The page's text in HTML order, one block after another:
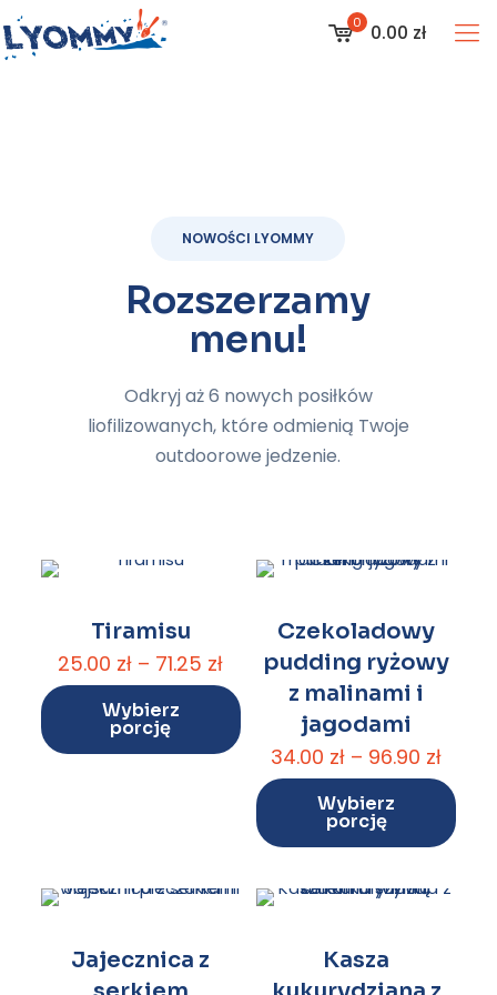
0 0.00 zł
NOWOŚCI LYOMMY
Rozszerzamy
menu!
Odkryj aż 6 nowych posiłków
liofilizowanych, które odmienią Twoje
outdoorowe jedzenie.
Tiramisu
25.00 zł – 71.25 złZakres
cen:
od
25.00 zł
71.25 zł
Wybierz
porcję
Ten
produkt
można
stronie
Czekoladowy
pudding ryżowy
z malinami i
jagodami
34.00 zł – 96.90 zł
cen:
od
34.00
96.90
Wybierz
porcję
Ten
produkt
wiele
można
Jajecznica z
Kasza